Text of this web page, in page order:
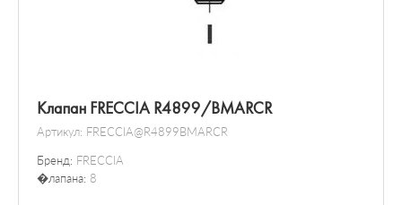
Клапан FRECCIA R4899/BMARCR
Артикул: FRECCIA@R4899BMARCR
Бренд: FRECCIA
�лапана: 8